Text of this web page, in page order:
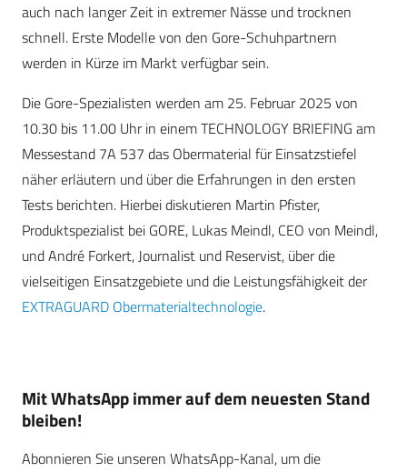
auch nach langer Zeit in extremer Nässe und trocknen
schnell. Erste Modelle von den Gore-Schuhpartnern
werden in Kürze im Markt verfügbar sein.
Die Gore-Spezialisten werden am 25. Februar 2025 von
10.30 bis 11.00 Uhr in einem TECHNOLOGY BRIEFING am
Messestand 7A 537 das Obermaterial für Einsatzstiefel
näher erläutern und über die Erfahrungen in den ersten
Tests berichten. Hierbei diskutieren Martin Pfister,
Produktspezialist bei GORE, Lukas Meindl, CEO von Meindl,
und André Forkert, Journalist und Reservist, über die
vielseitigen Einsatzgebiete und die Leistungsfähigkeit der
EXTRAGUARD Obermaterialtechnologie.
Mit WhatsApp immer auf dem neuesten Stand
bleiben!
Abonnieren Sie unseren WhatsApp-Kanal, um die